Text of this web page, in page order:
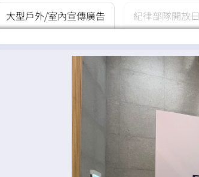
大型戶外/室內宣傳廣告 紀律部隊開放日